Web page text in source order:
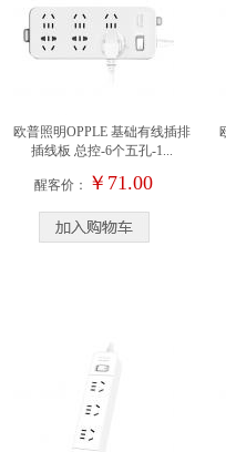
欧普照明OPPLE 基础有线插排
插线板 总控-6个五孔-1...
醒客价： ￥71.00